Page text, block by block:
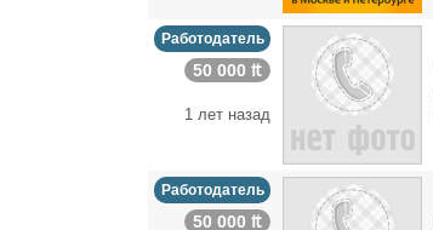
Работодатель
50 000 ₶
1 лет назад
Работодатель
50 000 ₶